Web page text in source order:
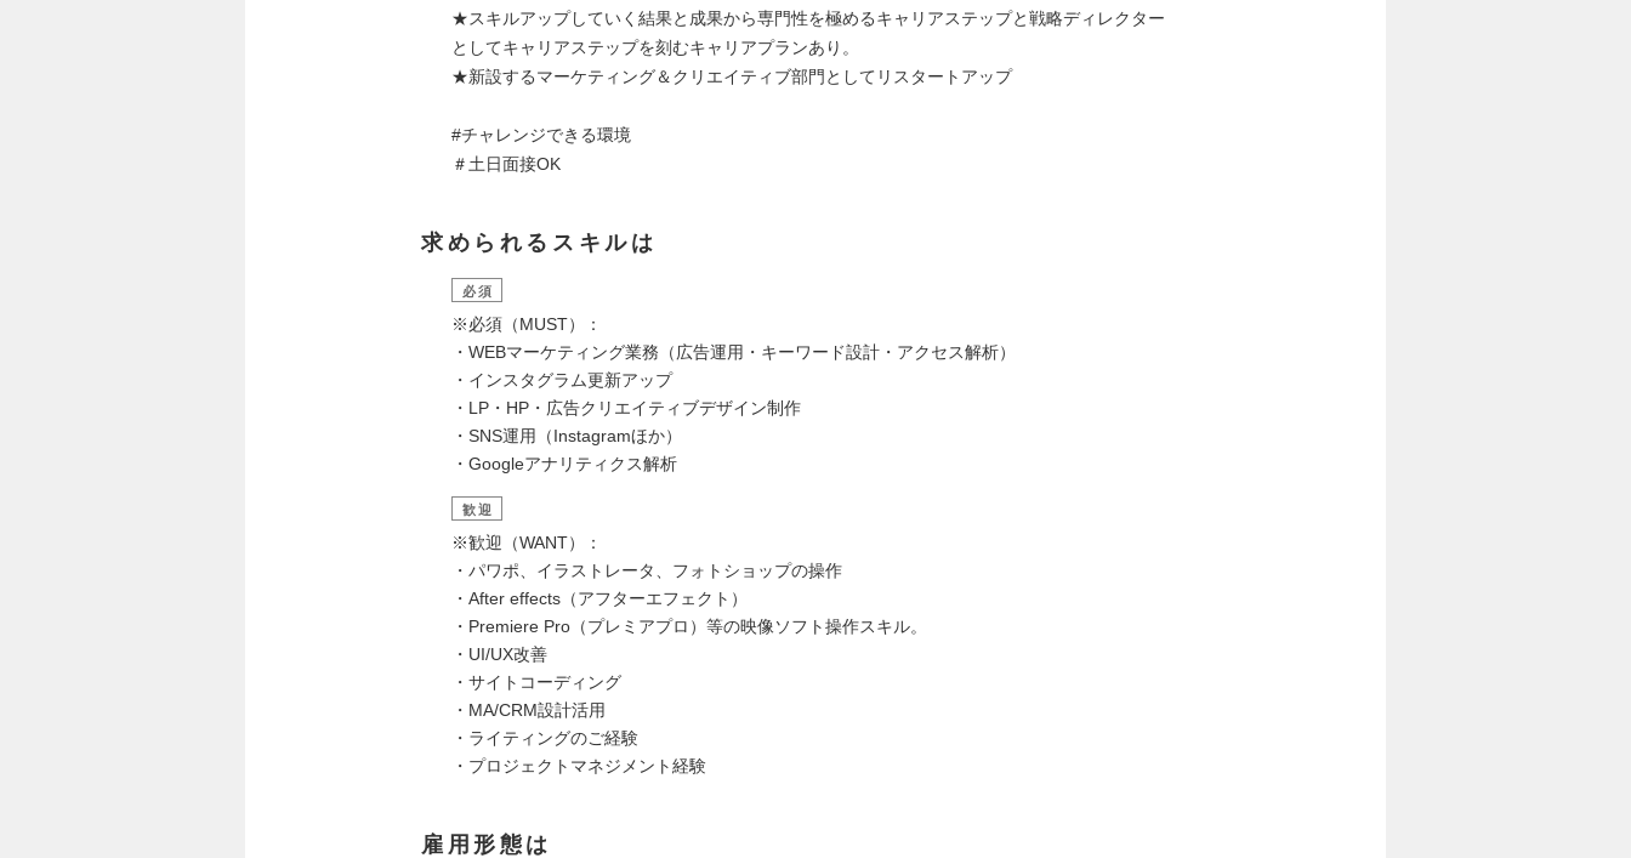
★スキルアップしていく結果と成果から専門性を極めるキャリアステップと戦略ディレクター
としてキャリアステップを刻むキャリアプランあり。
★新設するマーケティング＆クリエイティブ部門としてリスタートアップ
#チャレンジできる環境
＃土日面接OK
求められるスキルは
必須
※必須（MUST）：
・WEBマーケティング業務（広告運用・キーワード設計・アクセス解析）
・インスタグラム更新アップ
・LP・HP・広告クリエイティブデザイン制作
・SNS運用（Instagramほか）
・Googleアナリティクス解析
歓迎
※歓迎（WANT）：
・パワポ、イラストレータ、フォトショップの操作
・After effects（アフターエフェクト）
・Premiere Pro（プレミアプロ）等の映像ソフト操作スキル。
・UI/UX改善
・サイトコーディング
・MA/CRM設計活用
・ライティングのご経験
・プロジェクトマネジメント経験
雇用形態は